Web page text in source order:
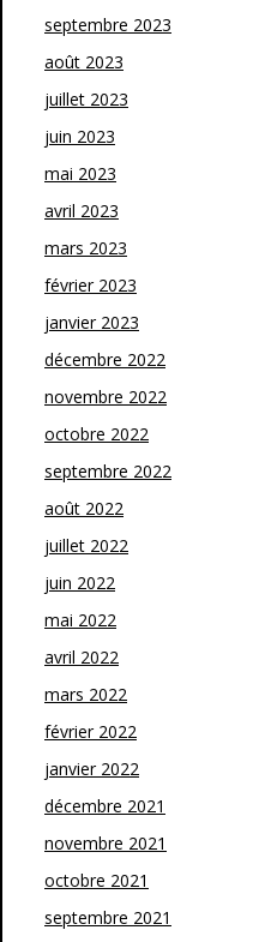
septembre 2023
août 2023
juillet 2023
juin 2023
mai 2023
avril 2023
mars 2023
février 2023
janvier 2023
décembre 2022
novembre 2022
octobre 2022
septembre 2022
août 2022
juillet 2022
juin 2022
mai 2022
avril 2022
mars 2022
février 2022
janvier 2022
décembre 2021
novembre 2021
octobre 2021
septembre 2021